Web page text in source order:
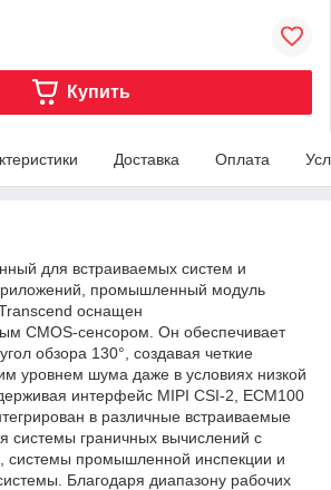
Купить
Доставка Оплата
для встраиваемых систем и
промышленный модуль
оснащен
CMOS-сенсором. Он обеспечивает
обзора 130°, создавая четкие
уровнем шума даже в условиях низкой
интерфейс MIPI CSI-2, ECM100
в различные встраиваемые
системы граничных вычислений с
системы промышленной инспекции и
Благодаря диапазону рабочих